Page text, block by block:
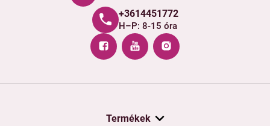
+3614451772
H–P: 8-15 óra
Termékek